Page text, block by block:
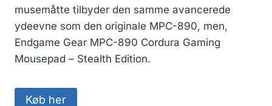
musemåtte tilbyder den samme avancerede
ydeevne som den originale MPC-890, men,
Endgame Gear MPC-890 Cordura Gaming
Mousepad – Stealth Edition.
Køb her